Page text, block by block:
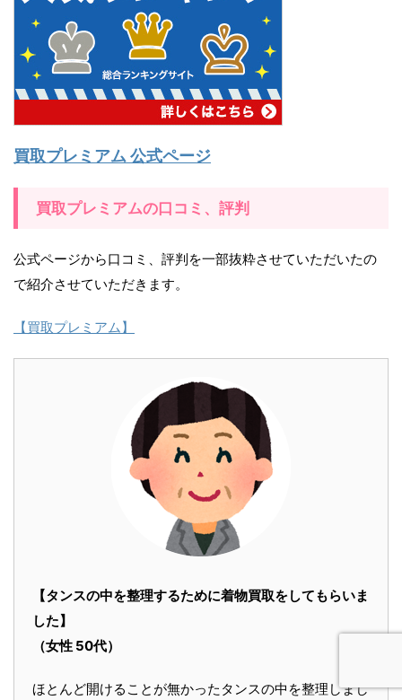
買取プレミアム 公式ページ
買取プレミアムの口コミ、評判
公式ページから口コミ、評判を一部抜粋させていただいたの
で紹介させていただきます。
【買取プレミアム】
【タンスの中を整理するために着物買取をしてもらいま
した】
（女性 50代）
ほとんど開けることが無かったタンスの中を整理しまし